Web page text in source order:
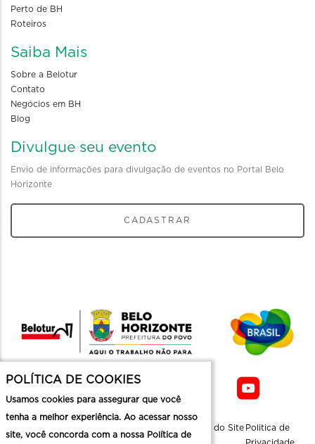
Perto de BH
Roteiros
Saiba Mais
Sobre a Belotur
Contato
Negócios em BH
Blog
Divulgue seu evento
Envio de informações para divulgação de eventos no Portal Belo
Horizonte
CADASTRAR
Mapa do Site Politica de
POLÍTICA DE COOKIES
Usamos cookies para assegurar que você
tenha a melhor experiência. Ao acessar nosso
site, você concorda com a nossa Política de